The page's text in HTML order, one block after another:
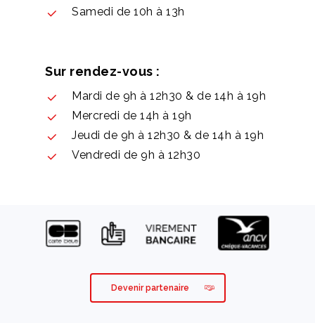
Samedi de 10h à 13h
Sur rendez-vous :
Mardi de 9h à 12h30 & de 14h à 19h
Mercredi de 14h à 19h
Jeudi de 9h à 12h30 & de 14h à 19h
Vendredi de 9h à 12h30
Devenir partenaire